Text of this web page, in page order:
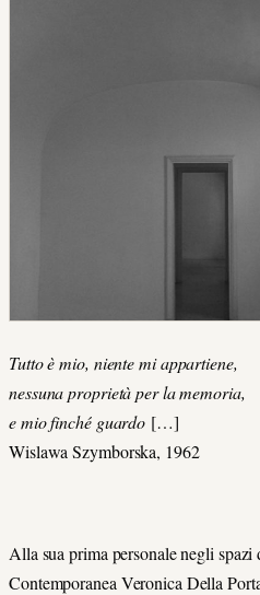
Tutto è mio, niente mi appartiene,
nessuna proprietà per la memoria,
e mio finché guardo […]
Wislawa Szymborska, 1962
Alla sua prima personale negli
Contemporanea Veronica Della